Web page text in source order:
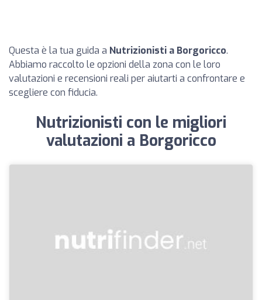
Questa è la tua guida a Nutrizionisti a Borgoricco.
Abbiamo raccolto le opzioni della zona con le loro
valutazioni e recensioni reali per aiutarti a confrontare e
scegliere con fiducia.
Nutrizionisti con le migliori
valutazioni a Borgoricco